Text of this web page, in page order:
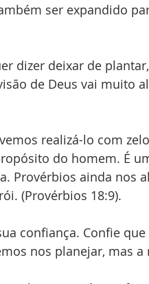
ser expandido
dizer deixar de
de Deus vai muito
realizá-lo com
do homem. É
Provérbios ainda nos
(Provérbios 18:9).
confiança. Confie
nos planejar, mas